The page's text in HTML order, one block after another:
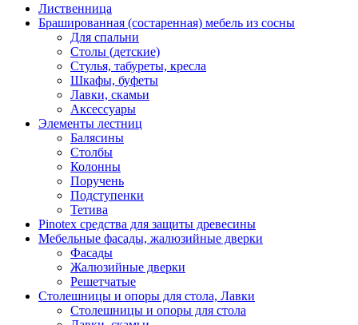
Лиственница
Брашированная (состаренная) мебель из сосны
Для спальни
Столы (детские)
Стулья, табуреты, кресла
Шкафы, буфеты
Лавки, скамьи
Аксессуары
Элементы лестниц
Балясины
Столбы
Колонны
Поручень
Подступенки
Тетива
Pinotex средства для защиты древесины
Мебельные фасады, жалюзийные дверки
Фасады
Жалюзийные дверки
Решетчатые
Столешницы и опоры для стола, Лавки
Столешницы и опоры для стола